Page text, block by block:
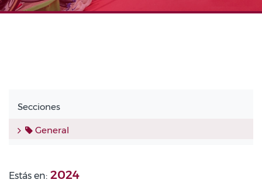
Secciones
General
Estás en: 2024